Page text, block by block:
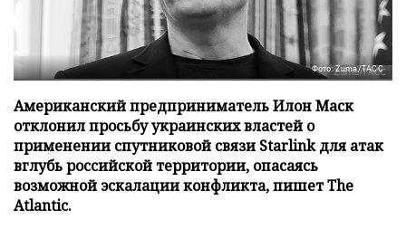
Фото: Zuma/ТАСС
Американский предприниматель Илон Маск
отклонил просьбу украинских властей о
применении спутниковой связи Starlink для атак
вглубь российской территории, опасаясь
возможной эскалации конфликта, пишет The
Atlantic.